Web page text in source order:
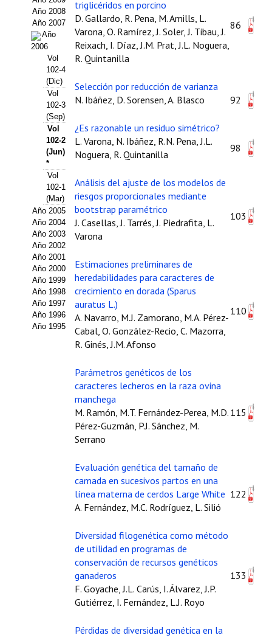
Equipo Editorial
Leer revista ITEA
Directrices para autores/as
Políticas Editoriales
Propuesta Volumen Especial
Sello Calidad FECYT
Premio Prensa Agraria
Buscador de Artículos
JORNADAS AIDA
Presentación Jornadas
Comunicaciones
Jornadas PAM 2026
Premio Jóvenes Investigadores
Buscador de Comunicaciones
Año 2008
Año 2007
Año
2006
Vol
102-4
(Dic)
Vol
102-3
(Sep)
Vol
102-2
(Jun)
*
Vol
102-1
(Mar)
Año 2005
Año 2004
Año 2003
Año 2002
Año 2001
Año 2000
Año 1999
Año 1998
Año 1997
Año 1996
Año 1995
triglicéridos en porcino
D. Gallardo, R. Pena, M. Amills, L.
Varona, O. Ramírez, J. Soler, J. Tibau, J.
Reixach, I. Díaz, J.M. Prat, J.L. Noguera,
R. Quintanilla
86
Selección por reducción de varianza
N. Ibáñez, D. Sorensen, A. Blasco
92
¿Es razonable un residuo simétrico?
L. Varona, N. Ibáñez, R.N. Pena, J.L.
Noguera, R. Quintanilla
98
Análisis del ajuste de los modelos de
riesgos proporcionales mediante
bootstrap paramétrico
J. Casellas, J. Tarrés, J. Piedrafita, L.
Varona
103
Estimaciones preliminares de
heredabilidades para caracteres de
crecimiento en dorada (Sparus
auratus L.)
A. Navarro, M.J. Zamorano, M.A. Pérez-
Cabal, O. González-Recio, C. Mazorra,
R. Ginés, J.M. Afonso
110
Parámetros genéticos de los
caracteres lecheros en la raza ovina
manchega
M. Ramón, M.T. Fernández-Perea, M.D.
Pérez-Guzmán, P.J. Sánchez, M.
Serrano
115
Evaluación genética del tamaño de
camada en sucesivos partos en una
línea materna de cerdos Large White
A. Fernández, M.C. Rodríguez, L. Silió
122
Diversidad filogenética como método
de utilidad en programas de
conservación de recursos genéticos
ganaderos
F. Goyache, J.L. Carús, I. Álvarez, J.P.
Gutiérrez, I. Fernández, L.J. Royo
133
Pérdidas de diversidad genética en la